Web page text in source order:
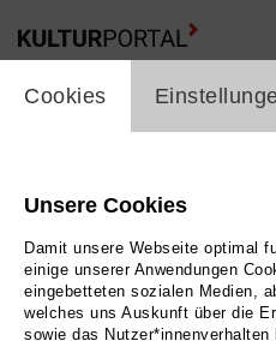
cookie_layer
Cookies
Unsere Cookies
Damit unsere Webseite optimal
einige unserer Anwendungen
eingebetteten sozialen Medien,
welches uns Auskunft über die
sowie das